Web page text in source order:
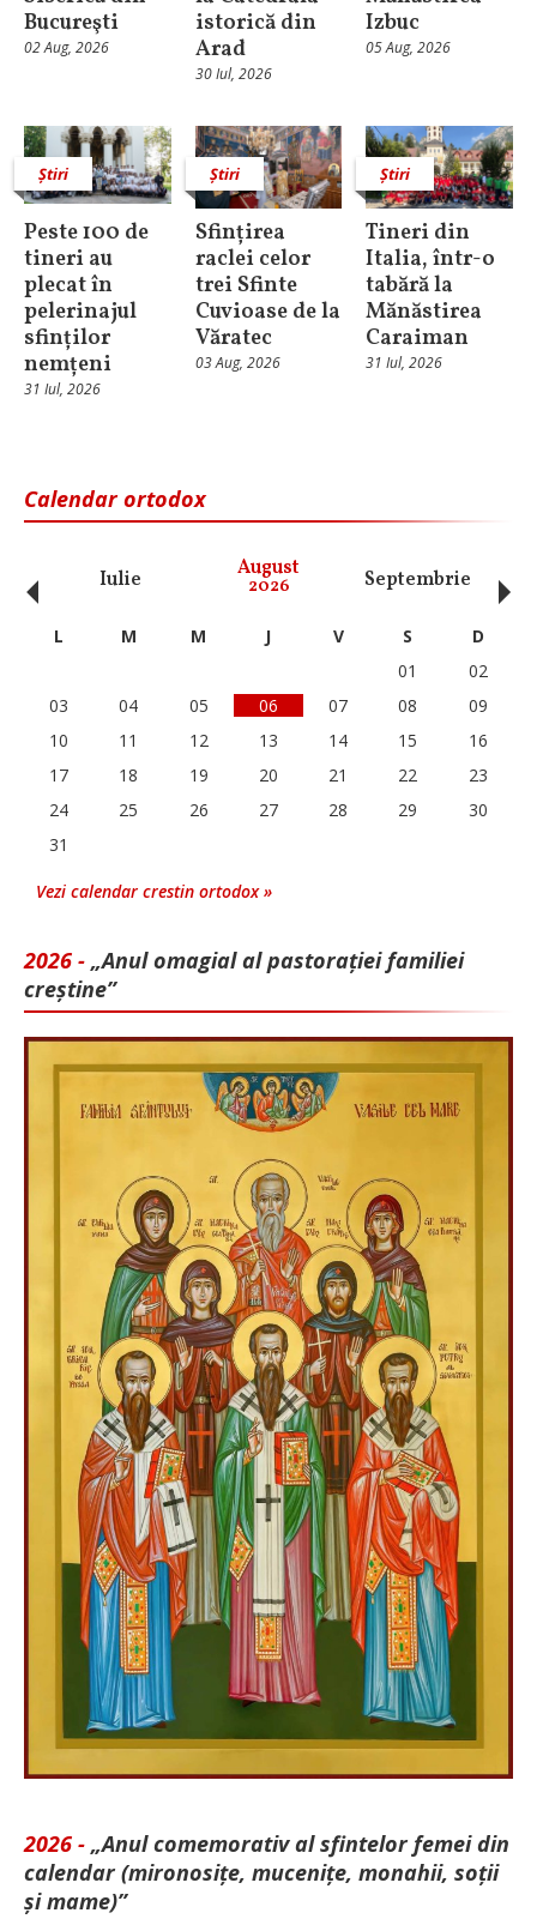
Bucureşti
02 Aug, 2026
istorică din
Arad
30 Iul, 2026
Izbuc
05 Aug, 2026
Știri
Peste 100 de
tineri au
plecat în
pelerinajul
sfinților
nemțeni
31 Iul, 2026
Știri
Sfințirea
raclei celor
trei Sfinte
Cuvioase de la
Văratec
03 Aug, 2026
Știri
Tineri din
Italia, într-o
tabără la
Mănăstirea
Caraiman
31 Iul, 2026
Calendar ortodox
Iulie August
2026 Septembrie
‹ L M M J V S
D
01
02
03
04 05 06 07 08
09
10
11 12 13 14 15
16
17
18 19 20 21 22
23
24
25 26 27 28 29
30
31
Vezi calendar crestin ortodox »
2026 - „Anul omagial al pastorației familiei
creștine”
2026 - „Anul comemorativ al sfintelor femei din
calendar (mironosițe, mu­cenițe, monahii, soții
și mame)”